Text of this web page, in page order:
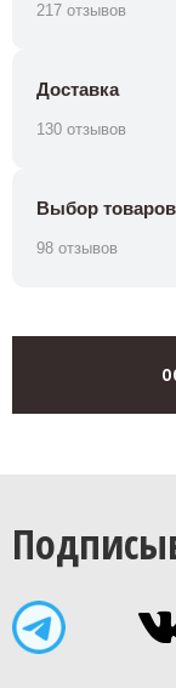
217 отзывов
Доставка
130 отзывов
Выбор товаров
98 отзывов